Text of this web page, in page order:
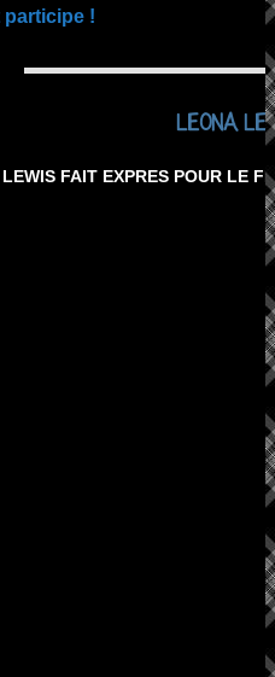
participe !
LEONA
FAIT EXPRES POUR LE